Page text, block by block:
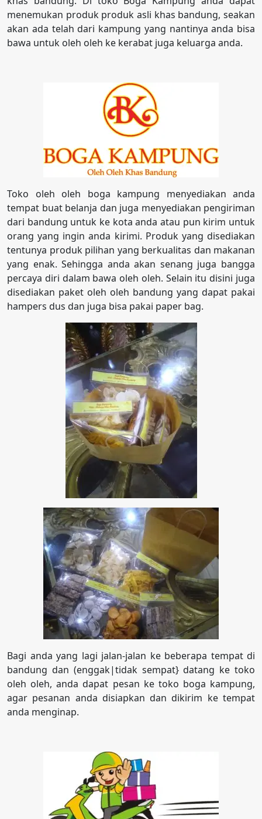
menemukan produk produk asli khas bandung, seakan
akan ada telah dari kampung yang nantinya anda bisa
bawa untuk oleh oleh ke kerabat juga keluarga anda.
Toko oleh oleh boga kampung menyediakan anda
tempat buat belanja dan juga menyediakan pengiriman
dari bandung untuk ke kota anda atau pun kirim untuk
orang yang ingin anda kirimi. Produk yang disediakan
tentunya produk pilihan yang berkualitas dan makanan
yang enak. Sehingga anda akan senang juga bangga
percaya diri dalam bawa oleh oleh. Selain itu disini juga
disediakan paket oleh oleh bandung yang dapat pakai
hampers dus dan juga bisa pakai paper bag.
Bagi anda yang lagi jalan-jalan ke beberapa tempat di
bandung dan (enggak|tidak sempat} datang ke toko
oleh oleh, anda dapat pesan ke toko boga kampung,
agar pesanan anda disiapkan dan dikirim ke tempat
anda menginap.